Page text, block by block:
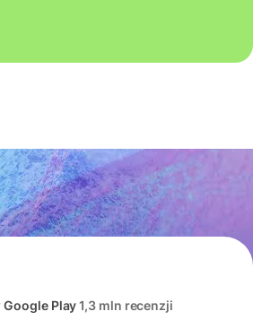
Play1,3 mln recenzji